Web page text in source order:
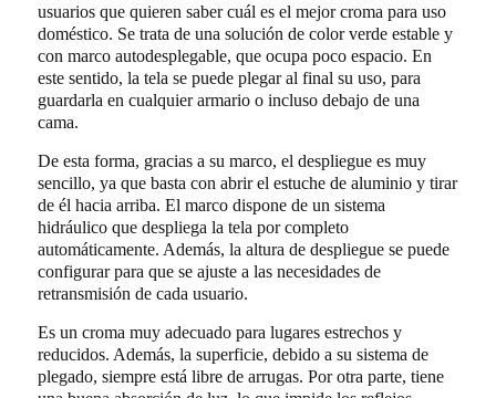
usuarios que quieren saber cuál es el mejor croma para uso
doméstico. Se trata de una solución de color verde estable y
con marco autodesplegable, que ocupa poco espacio. En
este sentido, la tela se puede plegar al final su uso, para
guardarla en cualquier armario o incluso debajo de una
cama.
De esta forma, gracias a su marco, el despliegue es muy
sencillo, ya que basta con abrir el estuche de aluminio y tirar
de él hacia arriba. El marco dispone de un sistema
hidráulico que despliega la tela por completo
automáticamente. Además, la altura de despliegue se puede
configurar para que se ajuste a las necesidades de
retransmisión de cada usuario.
Es un croma muy adecuado para lugares estrechos y
reducidos. Además, la superficie, debido a su sistema de
plegado, siempre está libre de arrugas. Por otra parte, tiene